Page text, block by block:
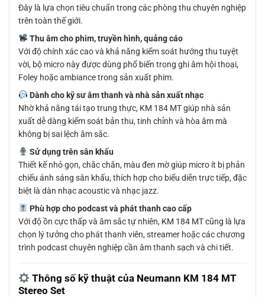
Đây là lựa chọn tiêu chuẩn trong các phòng thu chuyên nghiệp
trên toàn thế giới.
Thu âm cho phim, truyền hình, quảng cáo
Với độ chính xác cao và khả năng kiểm soát hướng thu tuyệt
vời, bộ micro này được dùng phổ biến trong ghi âm hội thoại,
Foley hoặc ambiance trong sản xuất phim.
Dành cho kỹ sư âm thanh và nhà sản xuất nhạc
Nhờ khả năng tái tạo trung thực, KM 184 MT giúp nhà sản
xuất dễ dàng kiểm soát bản thu, tinh chỉnh và hòa âm mà
không bị sai lệch âm sắc.
Sử dụng trên sân khấu
Thiết kế nhỏ gọn, chắc chắn, màu đen mờ giúp micro ít bị phản
chiếu ánh sáng sân khấu, thích hợp cho biểu diễn trực tiếp, đặc
biệt là dàn nhạc acoustic và nhạc jazz.
Phù hợp cho podcast và phát thanh cao cấp
Với độ ồn cực thấp và âm sắc tự nhiên, KM 184 MT cũng là lựa
chọn lý tưởng cho phát thanh viên, streamer hoặc các chương
trình podcast chuyên nghiệp cần âm thanh sạch và chi tiết.
Thông số kỹ thuật của Neumann KM 184 MT
Stereo Set